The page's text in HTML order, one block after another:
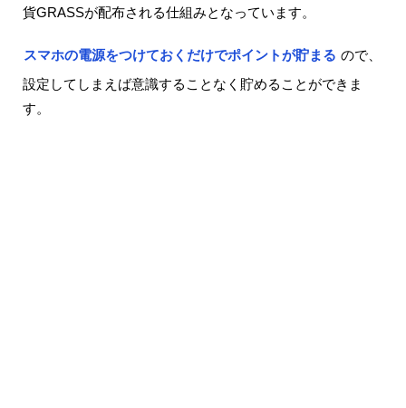
貨GRASSが配布される仕組みとなっています。
スマホの電源をつけておくだけでポイントが貯まる ので、
設定してしまえば意識することなく貯めることができま
す。